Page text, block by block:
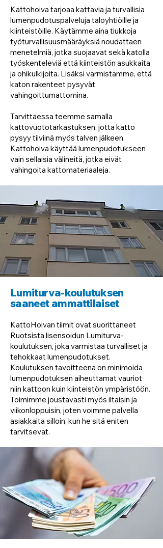
Kattohoiva tarjoaa kattavia ja turvallisia
lumenpudotuspalveluja taloyhtiöille ja
kiinteistöille. Käytämme aina tiukkoja
työturvallisuusmääräyksiä noudattaen
menetelmiä, jotka suojaavat sekä katolla
työskenteleviä että kiinteistön asukkaita
ja ohikulkijoita. Lisäksi varmistamme, että
katon rakenteet pysyvät
vahingoittumattomina.
Tarvittaessa teemme samalla
kattovuototarkastuksen, jotta katto
pysyy tiiviinä myös talven jälkeen.
Kattohoiva käyttää lumenpudotukseen
vain sellaisia välineitä, jotka eivät
vahingoita kattomateriaaleja.
Lumiturva-koulutuksen
saaneet ammattilaiset
KattoHoivan tiimit ovat suorittaneet
Ruotsista lisensoidun Lumiturva-
koulutuksen, joka varmistaa turvalliset ja
tehokkaat lumenpudotukset.
Koulutuksen tavoitteena on minimoida
lumenpudotuksen aiheuttamat vauriot
niin kattoon kuin kiinteistön ympäristöön.
Toimimme joustavasti myös iltaisin ja
viikonloppuisin, joten voimme palvella
asiakkaita silloin, kun he sitä eniten
tarvitsevat.